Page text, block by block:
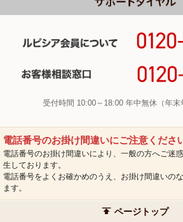
受付時間 10:00～18:00 年中無休（年末
電話番号のお掛け間違いにご注意くださ
電話番号のお掛け間違いにより、一般の方へご迷
生しております。
電話番号をよくお確かめのうえ、お掛け間違いの
ます。
ページトップ